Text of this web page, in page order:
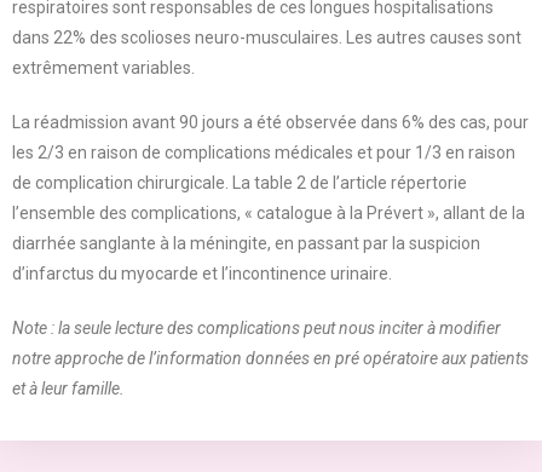
respiratoires sont responsables de ces longues hospitalisations
dans 22% des scolioses neuro-musculaires. Les autres causes sont
extrêmement variables.
La réadmission avant 90 jours a été observée dans 6% des cas, pour
les 2/3 en raison de complications médicales et pour 1/3 en raison
de complication chirurgicale. La table 2 de l’article répertorie
l’ensemble des complications, « catalogue à la Prévert », allant de la
diarrhée sanglante à la méningite, en passant par la suspicion
d’infarctus du myocarde et l’incontinence urinaire.
Note : la seule lecture des complications peut nous inciter à modifier
notre approche de l’information données en pré opératoire aux patients
et à leur famille.